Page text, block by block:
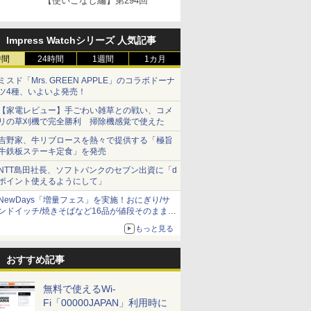
Impress Watchシリーズ 人気記事
24時間 1週間 1カ月
スド「Mrs. GREEN APPLE」のコラボドーナ
4種、いよいよ発売！
家電レビュー】手ごわい雑草との戦い、コメ
の草刈機で完全勝利 掃除機感覚で使えた
野家、牛リブロースを熱々で提供する「極旨
鉄板ステーキ定食」を発売
島田社長、ソフトバンクのセブン出資に「d
イント使えるようにして」
「増量フェス」を実施！おにぎり/サ
ドイッチ/焼きそばなど16品が値段そのままで
もっと見る
おすすめ記事
無料で使えるWi-
Fi「00000JAPAN」利用時に